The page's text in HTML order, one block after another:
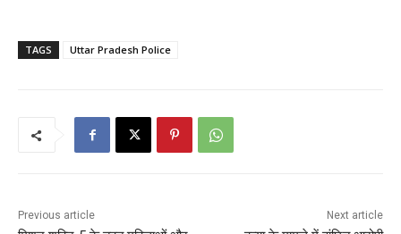
TAGS Uttar Pradesh Police
Previous article Next article